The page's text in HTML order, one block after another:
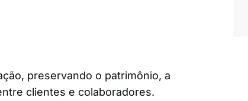
preservando o patrimônio, a
clientes e colaboradores.